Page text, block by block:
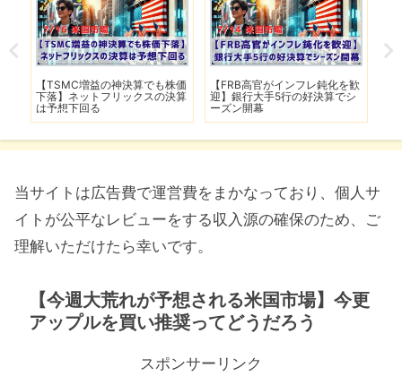
【TSMC増益の神決算でも株価
下落】ネットフリックスの決算
は予想下回る
【FRB高官がインフレ鈍化を歓
迎】銀行大手5行の好決算でシ
ーズン開幕
当サイトは広告費で運営費をまかなっており、個人サ
イトが公平なレビューをする収入源の確保のため、ご
理解いただけたら幸いです。
【今週大荒れが予想される米国市場】今更
アップルを買い推奨ってどうだろう
スポンサーリンク